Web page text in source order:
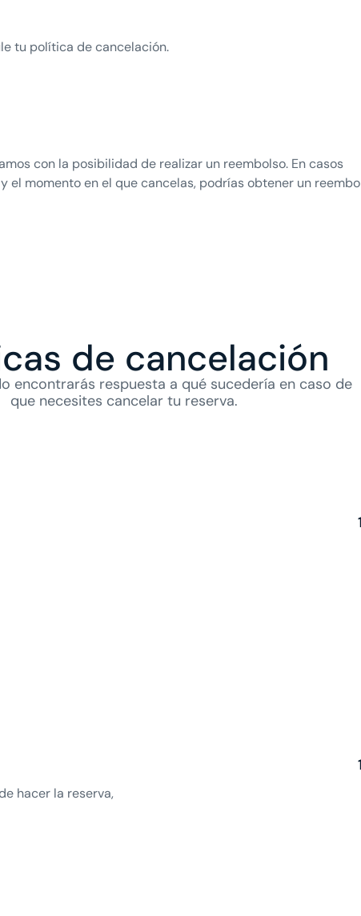
tu política de cancelación.
con la posibilidad de realizar un reembolso. En casos
momento en el que cancelas, podrías obtener un
de cancelación
encontrarás respuesta a qué sucedería en caso de
que necesites cancelar tu reserva.
hacer la reserva,